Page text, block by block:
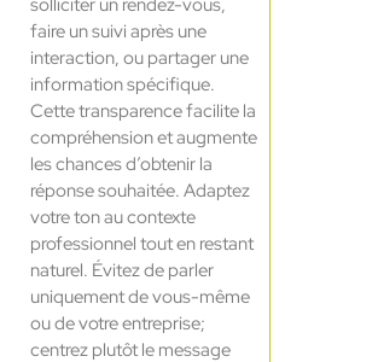
solliciter un rendez-vous,
faire un suivi après une
interaction, ou partager une
information spécifique.
Cette transparence facilite la
compréhension et augmente
les chances d’obtenir la
réponse souhaitée. Adaptez
votre ton au contexte
professionnel tout en restant
naturel. Évitez de parler
uniquement de vous-même
ou de votre entreprise;
centrez plutôt le message